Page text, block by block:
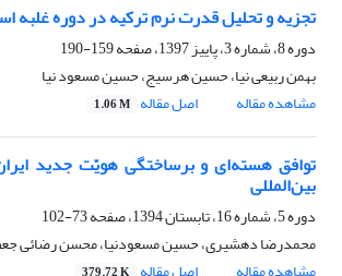
تجزیه و تحلیل قدرت نرم ترکیه در دوره غلبه
دوره 8، شماره 3، پاییز 1397، صفحه
159-190
بهمن ربیعی نیا، حسین هرسیج، حسین مسعود نیا
مشاهده مقاله
اصل مقاله 1.06 M
توافق هسته‌ای و برساختگی هویّت جدید
بین‌المللی
دوره 5، شماره 16، تابستان 1394، صفحه
73-102
محمدرضا دهشیری، حسین مسعودنیا، محسن رضائی